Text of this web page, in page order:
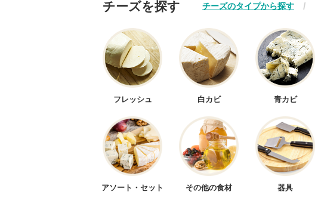
チーズを探す チーズのタイプから探す
フレッシュ 白カビ 青カビ
アソート・セット その他の食材 器具
ハラール 国産
アメリカ イタリア
スペイン デンマーク
日本 その他の国